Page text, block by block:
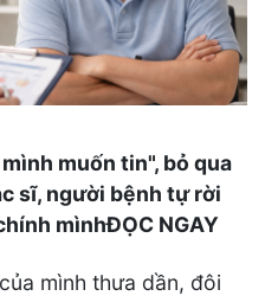
muốn tin", bỏ qua
sĩ, người bệnh tự rời
mìnhĐỌC NGAY
mình thưa dần, đôi